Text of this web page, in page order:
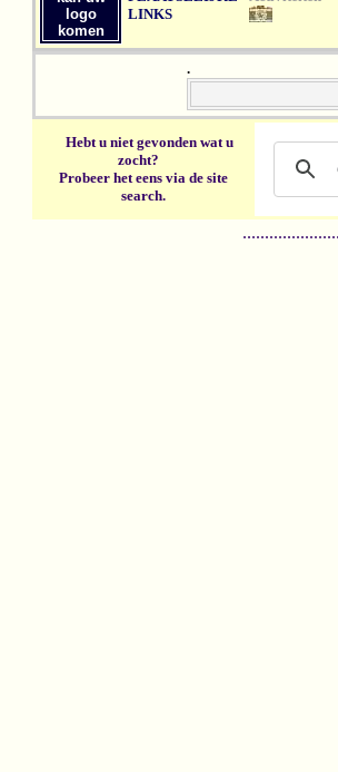
logo
komen
LINKS
.
Hebt u niet gevonden wat u
zocht?
Probeer het eens via de site
search.